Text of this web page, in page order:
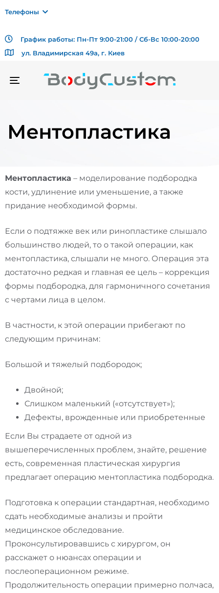
Телефоны
График работы: Пн-Пт 9:00-21:00 / Сб-Вс 10:00-20:00
ул. Владимирская 49а, г. Киев
TOGGLE
Ментопластика
Ментопластика – моделирование подбородка
кости, удлинение или уменьшение, а также
придание необходимой формы.
Если о подтяжке век или ринопластике слышало
большинство людей, то о такой операции, как
ментопластика, слышали не много. Операция эта
достаточно редкая и главная ее цель – коррекция
формы подбородка, для гармоничного сочетания
с чертами лица в целом.
В частности, к этой операции прибегают по
следующим причинам:
Большой и тяжелый подбородок;
Двойной;
Слишком маленький («отсутствует»);
Дефекты, врожденные или приобретенные
Если Вы страдаете от одной из
вышеперечисленных проблем, знайте, решение
есть, современная пластическая хирургия
предлагает операцию ментопластика подбородка.
Подготовка к операции стандартная, необходимо
сдать необходимые анализы и пройти
медицинское обследование.
Проконсультировавшись с хирургом, он
расскажет о нюансах операции и
послеоперационном режиме.
Продолжительность операции примерно полчаса,